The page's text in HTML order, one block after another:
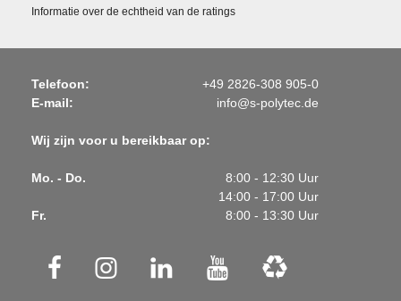
Informatie over de echtheid van de ratings
Telefoon:
+49 2826-308 905-0
E-mail:
info@s-polytec.de
Wij zijn voor u bereikbaar op:
Mo. - Do.
8:00 - 12:30 Uur
14:00 - 17:00 Uur
Fr.
8:00 - 13:30 Uur